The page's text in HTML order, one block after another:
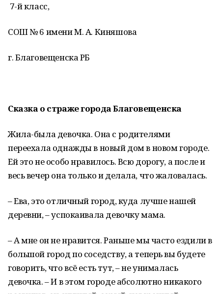
7-й класс,
СОШ № 6 имени М. А. Киняшова
г. Благовещенска РБ
Сказка о страже города Благовещенска
Жила-была девочка. Она с родителями
переехала однажды в новый дом в новом городе.
Ей это не особо нравилось. Всю дорогу, а после и
весь вечер она только и делала, что жаловалась.
– Ева, это отличный город, куда лучше нашей
деревни, – успокаивала девочку мама.
– А мне он не нравится. Раньше мы часто ездили в
большой город по соседству, а теперь вы будете
говорить, что всё есть тут, – не унималась
девочка. – И в этом городе абсолютно никакого